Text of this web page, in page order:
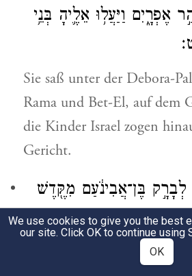
אֶפְרָ֑יִם וַיַּעֲל֥וּ אֵלֶ֛יהָ בְּנֵ֥י
Sie saß unter der Debora-
Rama und Bet-El, auf dem
die Kinder Israel zogen
Gericht.
בֶּן־אֲבִינֹ֔עַם מִקֶּ֖דֶשׁ
הֲלֹ֥א צִוָּ֣ה׀יְהֹוָ֣ה
וּמָֽשַׁכְתָּ֙ בְּהַ֣ר תָּב֔וֹר
We use cookies to give you the best
our site. Click OK to continue using
OK